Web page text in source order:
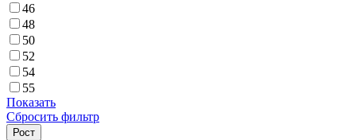
46
48
50
52
54
55
Показать
Сбросить фильтр
Рост